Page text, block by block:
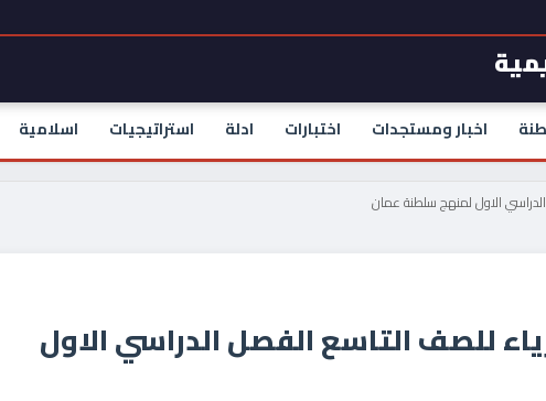
اخبار ومستجدات اختبارات ادلة استراتيجيات اسلامية
الاول لمنهج سلطنة عمان
للصف التاسع الفصل الدراسي الاول